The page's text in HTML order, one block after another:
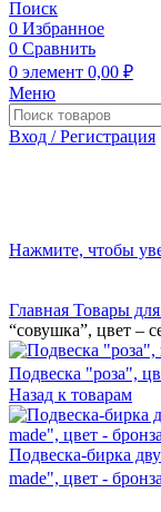
Поиск
0 Избранное
0 Сравнить
0 элемент 0,00 ₽
Меню
Вход / Регистрация
Нажмите, чтобы
Главная Товары
“совушка”, цвет –
Подвеска "роза",
Назад к товарам
Подвеска-бирка
made", цвет -